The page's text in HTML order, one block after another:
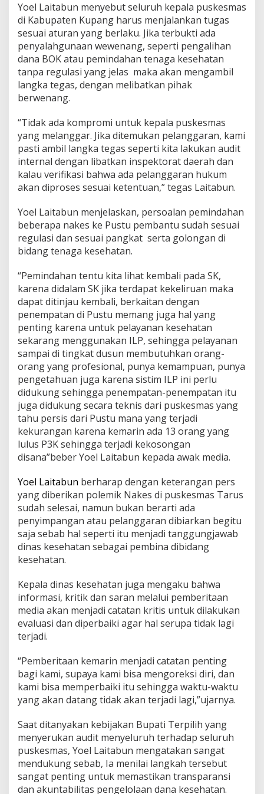
Yoel Laitabun menyebut seluruh kepala puskesmas
di Kabupaten Kupang harus menjalankan tugas
sesuai aturan yang berlaku. Jika terbukti ada
penyalahgunaan wewenang, seperti pengalihan
dana BOK atau pemindahan tenaga kesehatan
tanpa regulasi yang jelas maka akan mengambil
langka tegas, dengan melibatkan pihak
berwenang.
“Tidak ada kompromi untuk kepala puskesmas
yang melanggar. Jika ditemukan pelanggaran, kami
pasti ambil langka tegas seperti kita lakukan audit
internal dengan libatkan inspektorat daerah dan
kalau verifikasi bahwa ada pelanggaran hukum
akan diproses sesuai ketentuan,” tegas Laitabun.
Yoel Laitabun menjelaskan, persoalan pemindahan
beberapa nakes ke Pustu pembantu sudah sesuai
regulasi dan sesuai pangkat serta golongan di
bidang tenaga kesehatan.
“Pemindahan tentu kita lihat kembali pada SK,
karena didalam SK jika terdapat kekeliruan maka
dapat ditinjau kembali, berkaitan dengan
penempatan di Pustu memang juga hal yang
penting karena untuk pelayanan kesehatan
sekarang menggunakan ILP, sehingga pelayanan
sampai di tingkat dusun membutuhkan orang-
orang yang profesional, punya kemampuan, punya
pengetahuan juga karena sistim ILP ini perlu
didukung sehingga penempatan-penempatan itu
juga didukung secara teknis dari puskesmas yang
tahu persis dari Pustu mana yang terjadi
kekurangan karena kemarin ada 13 orang yang
lulus P3K sehingga terjadi kekosongan
disana”beber Yoel Laitabun kepada awak media.
Yoel Laitabun berharap dengan keterangan pers
yang diberikan polemik Nakes di puskesmas Tarus
sudah selesai, namun bukan berarti ada
penyimpangan atau pelanggaran dibiarkan begitu
saja sebab hal seperti itu menjadi tanggungjawab
dinas kesehatan sebagai pembina dibidang
kesehatan.
Kepala dinas kesehatan juga mengaku bahwa
informasi, kritik dan saran melalui pemberitaan
media akan menjadi catatan kritis untuk dilakukan
evaluasi dan diperbaiki agar hal serupa tidak lagi
terjadi.
“Pemberitaan kemarin menjadi catatan penting
bagi kami, supaya kami bisa mengoreksi diri, dan
kami bisa memperbaiki itu sehingga waktu-waktu
yang akan datang tidak akan terjadi lagi,”ujarnya.
Saat ditanyakan kebijakan Bupati Terpilih yang
menyerukan audit menyeluruh terhadap seluruh
puskesmas, Yoel Laitabun mengatakan sangat
mendukung sebab, Ia menilai langkah tersebut
sangat penting untuk memastikan transparansi
dan akuntabilitas pengelolaan dana kesehatan.